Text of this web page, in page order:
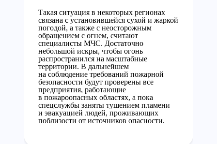
Такая ситуация в некоторых регионах
связана с установившейся сухой и жаркой
погодой, а также с неосторожным
обращением с огнем, считают
специалисты МЧС. Достаточно
небольшой искры, чтобы огонь
распространился на масштабные
территории. В дальнейшем
на соблюдение требований пожарной
безопасности будут проверены все
предприятия, работающие
в пожароопасных областях, а пока
спецслужбы заняты тушением пламени
и эвакуацией людей, проживающих
поблизости от источников опасности.